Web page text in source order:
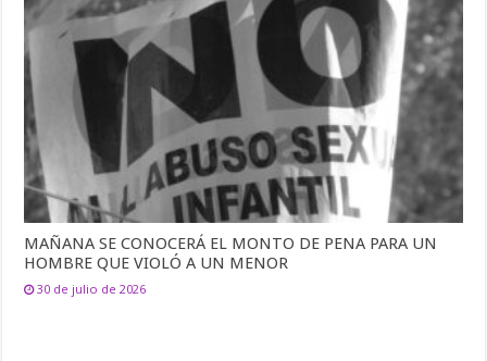
MAÑANA SE CONOCERÁ EL MONTO DE PENA PARA UN
HOMBRE QUE VIOLÓ A UN MENOR
30 de julio de 2026